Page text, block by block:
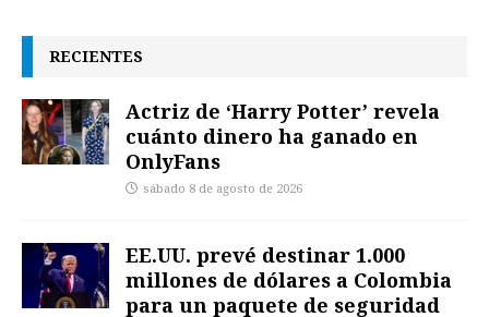
RECIENTES
Actriz de ‘Harry Potter’ revela
cuánto dinero ha ganado en
OnlyFans
sábado 8 de agosto de 2026
EE.UU. prevé destinar 1.000
millones de dólares a Colombia
para un paquete de seguridad